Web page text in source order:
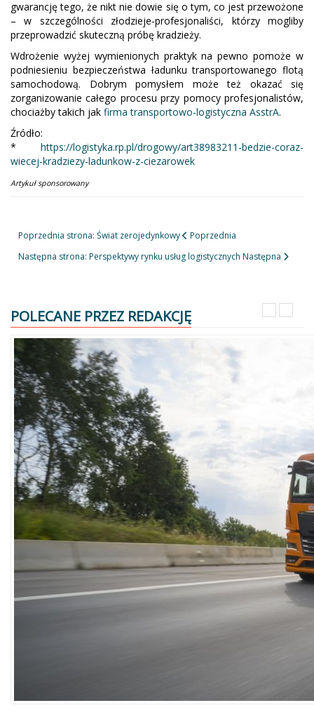
gwarancję tego, że nikt nie dowie się o tym, co jest przewożone
– w szczególności złodzieje-profesjonaliści, którzy mogliby
przeprowadzić skuteczną próbę kradzieży.
Wdrożenie wyżej wymienionych praktyk na pewno pomoże w
podniesieniu bezpieczeństwa ładunku transportowanego flotą
samochodową. Dobrym pomysłem może też okazać się
zorganizowanie całego procesu przy pomocy profesjonalistów,
chociażby takich jak firma transportowo-logistyczna AsstrA.
Źródło:
* https://logistyka.rp.pl/drogowy/art38983211-bedzie-coraz-
wiecej-kradziezy-ladunkow-z-ciezarowek
Artykuł sponsorowany
Poprzednia strona: Świat zerojedynkowy
Poprzednia
Następna strona: Perspektywy rynku usług logistycznych Następna
POLECANE PRZEZ REDAKCJĘ